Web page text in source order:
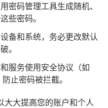
密码管理工具生成随机、
些密码。
备和系统，务必更改默认
。
服务使用安全协议（如
止密码被拦截。
大大提高您的账户和个人